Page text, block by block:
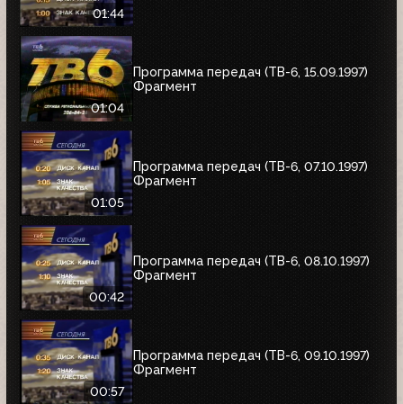
01:44
01:04
Программа передач (ТВ-6, 15.09.1997)
Фрагмент
01:05
Программа передач (ТВ-6, 07.10.1997)
Фрагмент
00:42
Программа передач (ТВ-6, 08.10.1997)
Фрагмент
00:57
Программа передач (ТВ-6, 09.10.1997)
Фрагмент